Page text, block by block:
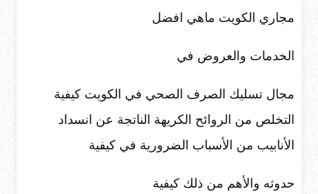
مجاري الكويت ماهي افضل
الخدمات والعروض في
مجال تسليك الصرف الصحي في الكويت كيفية
التخلص من الروائح الكريهة الناتجة عن انسداد
الأنابيب من الأسباب الضرورية في كيفية
حدوثه والأهم من ذلك كيفية